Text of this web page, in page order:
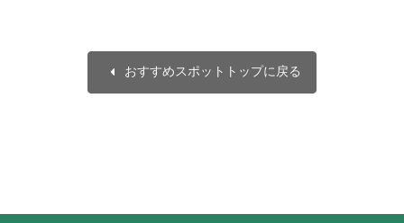
arrow_left おすすめスポットトップに戻る